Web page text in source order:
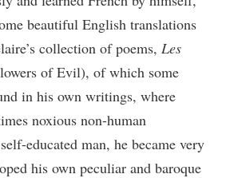
beautiful English translations
collection of poems, Les
of Evil), of which some
in his own writings, where
noxious non-human
educated man, he became very
his own peculiar and baroque